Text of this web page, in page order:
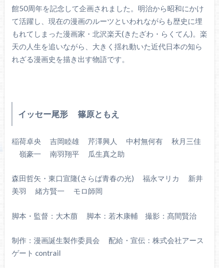
館50周年を記念して企画されました。明治から昭和にかけ
て活躍し、現在の漫画のルーツといわれながらも歴史に埋
もれてしまった漫画家・北沢楽天(きたざわ・らくてん)。楽
天の人生を追いながら、大きく揺れ動いた近代日本の知ら
れざる漫画史を描き出す物語です。
イッセー尾形 篠原ともえ
稲荷卓央 吉岡睦雄 芹澤興人 中村無何有 秋月三佳
嶺豪一 南羽翔平 瓜生真之助
森田哲矢・東口宣隆(さらば青春の光) 福永マリカ 新井
美羽 緒方賢一 モロ師岡
脚本・監督：大木萠 脚本：若木康輔 撮影：髙間賢治
制作：漫画誕生製作委員会 配給・宣伝：株式会社アース
ゲート contrail